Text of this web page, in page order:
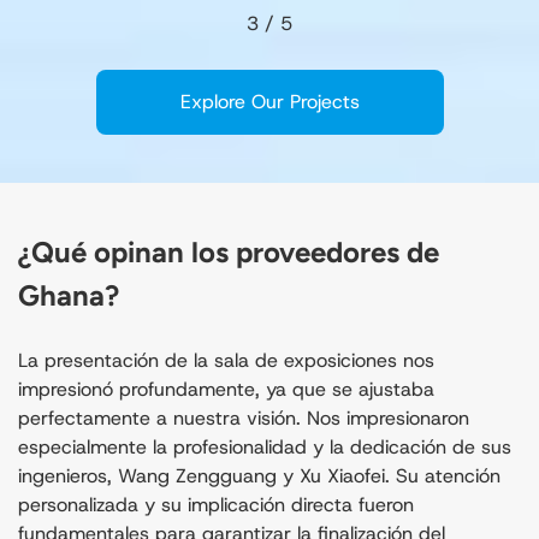
3 / 5
Explore Our Projects
¿Qué opinan los proveedores de
Ghana?
La presentación de la sala de exposiciones nos
impresionó profundamente, ya que se ajustaba
perfectamente a nuestra visión. Nos impresionaron
especialmente la profesionalidad y la dedicación de sus
ingenieros, Wang Zengguang y Xu Xiaofei. Su atención
personalizada y su implicación directa fueron
fundamentales para garantizar la finalización del